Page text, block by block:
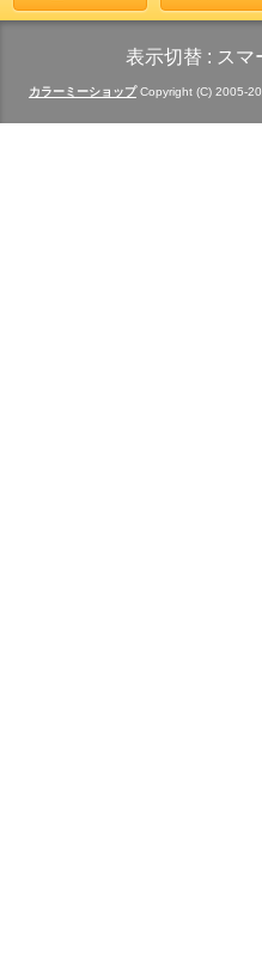
表示切替 : スマ
カラーミーショップCopyright (C) 2005-